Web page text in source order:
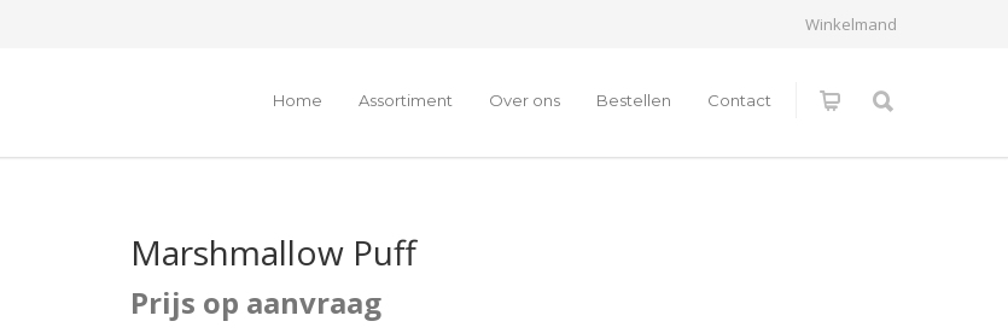
Winkelmand
Home Assortiment Over ons Bestellen Contact
Marshmallow Puff
Prijs op aanvraag